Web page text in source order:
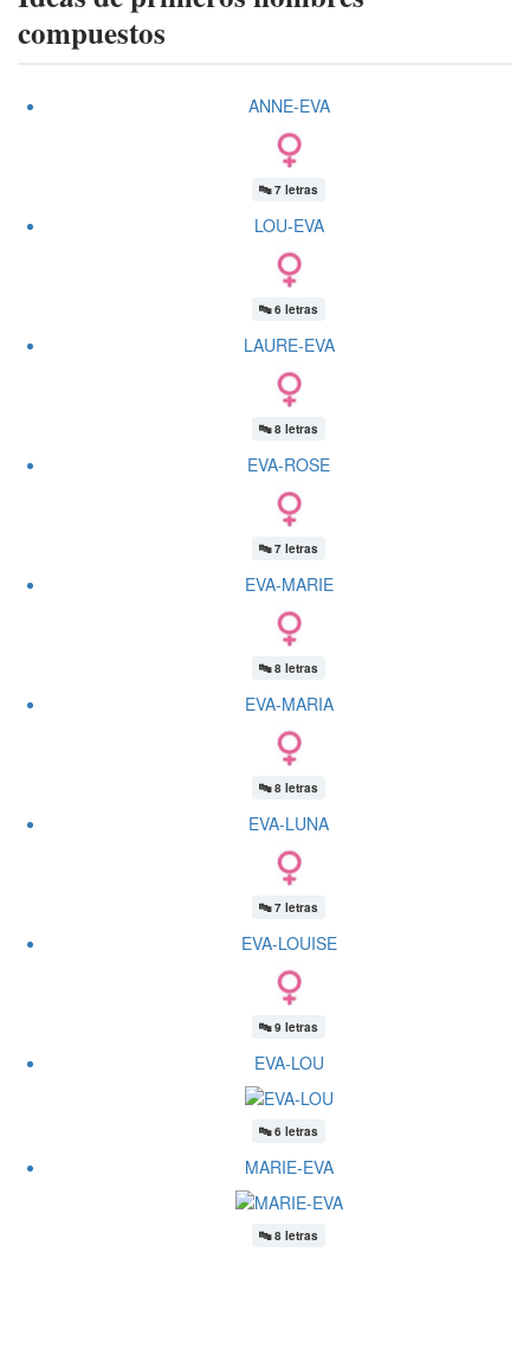
compuestos
ANNE-EVA
🔤7 letras
LOU-EVA
🔤6 letras
LAURE-EVA
🔤8 letras
EVA-ROSE
🔤7 letras
EVA-MARIE
🔤8 letras
EVA-MARIA
🔤8 letras
EVA-LUNA
🔤7 letras
EVA-LOUISE
🔤9 letras
EVA-LOU
🔤6 letras
MARIE-EVA
🔤8 letras